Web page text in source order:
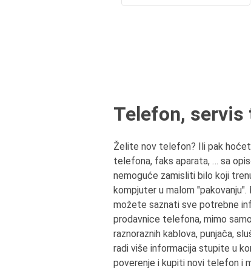
Telefon, servis
Želite nov telefon? Ili pak
telefona, faks aparata, … sa
nemoguće zamisliti bilo koji
kompjuter u malom
možete saznati sve potrebne
prodavnice telefona, mimo
raznoraznih kablova, punjača,
radi više informacija stupite u
poverenje i kupiti novi telefon i